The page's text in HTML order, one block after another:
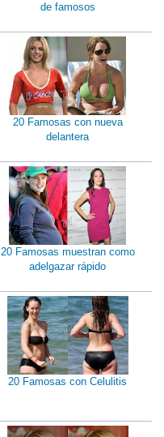
de famosos
20 Famosas con nueva
delantera
20 Famosas muestran como
adelgazar rápido
20 Famosas con Celulitis